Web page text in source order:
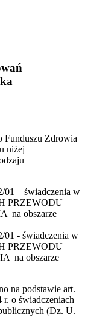
Funduszu Zdrowia
niżej
01 – świadczenia w
PRZEWODU
na obszarze
01 - świadczenia w
PRZEWODU
na obszarze
na podstawie art.
o świadczeniach
(Dz. U.